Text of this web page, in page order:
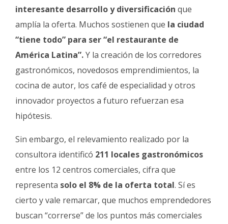
interesante desarrollo y diversificación que
amplía la oferta. Muchos sostienen que la ciudad
“tiene todo” para ser “el restaurante de
América Latina”.Y la creación de los corredores
gastronómicos, novedosos emprendimientos, la
cocina de autor, los café de especialidad y otros
innovador proyectos a futuro refuerzan esa
hipótesis.
Sin embargo, el relevamiento realizado por la
consultora identificó 211 locales gastronómicos
entre los 12 centros comerciales, cifra que
representa solo el 8% de la oferta total. Sí es
cierto y vale remarcar, que muchos emprendedores
buscan “correrse” de los puntos más comerciales